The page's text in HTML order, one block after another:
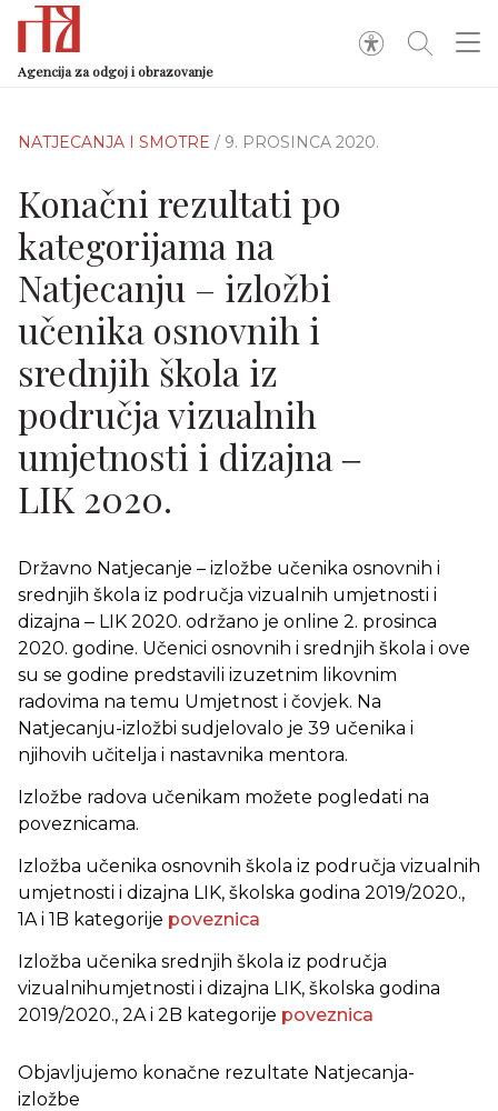
Agencija za odgoj i obrazovanje
NATJECANJA I SMOTRE / 9. PROSINCA 2020.
Konačni rezultati po
kategorijama na
Natjecanju – izložbi
učenika osnovnih i
srednjih škola iz
područja vizualnih
umjetnosti i dizajna ‒
LIK 2020.
Državno Natjecanje – izložbe učenika osnovnih i
srednjih škola iz područja vizualnih umjetnosti i
dizajna ‒ LIK 2020. održano je online 2. prosinca
2020. godine. Učenici osnovnih i srednjih škola i ove
su se godine predstavili izuzetnim likovnim
radovima na temu Umjetnost i čovjek. Na
Natjecanju-izložbi sudjelovalo je 39 učenika i
njihovih učitelja i nastavnika mentora.
Izložbe radova učenikam možete pogledati na
poveznicama.
Izložba učenika osnovnih škola iz područja vizualnih
umjetnosti i dizajna LIK, školska godina 2019/2020.,
1A i 1B kategorije poveznica
Izložba učenika srednjih škola iz područja
vizualnihumjetnosti i dizajna LIK, školska godina
2019/2020., 2A i 2B kategorije poveznica
Objavljujemo konačne rezultate Natjecanja-
izložbe